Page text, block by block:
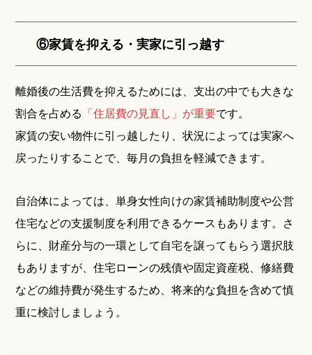
⑥家賃を抑える・実家に引っ越す
離婚後の生活費を抑えるためには、支出の中でも大きな
割合を占める 「住居費の見直し」が重要です。
家賃の安い物件に引っ越したり、状況によっては実家へ
戻ったりすることで、毎月の負担を軽減できます。
自治体によっては、単身女性向けの家賃補助制度や公営
住宅などの支援制度を利用できるケースもあります。さ
らに、財産分与の一環として自宅を譲ってもらう選択肢
もありますが、住宅ローンの残債や固定資産税、修繕費
などの維持費が発生するため、将来的な負担を含めて慎
重に検討しましょう。